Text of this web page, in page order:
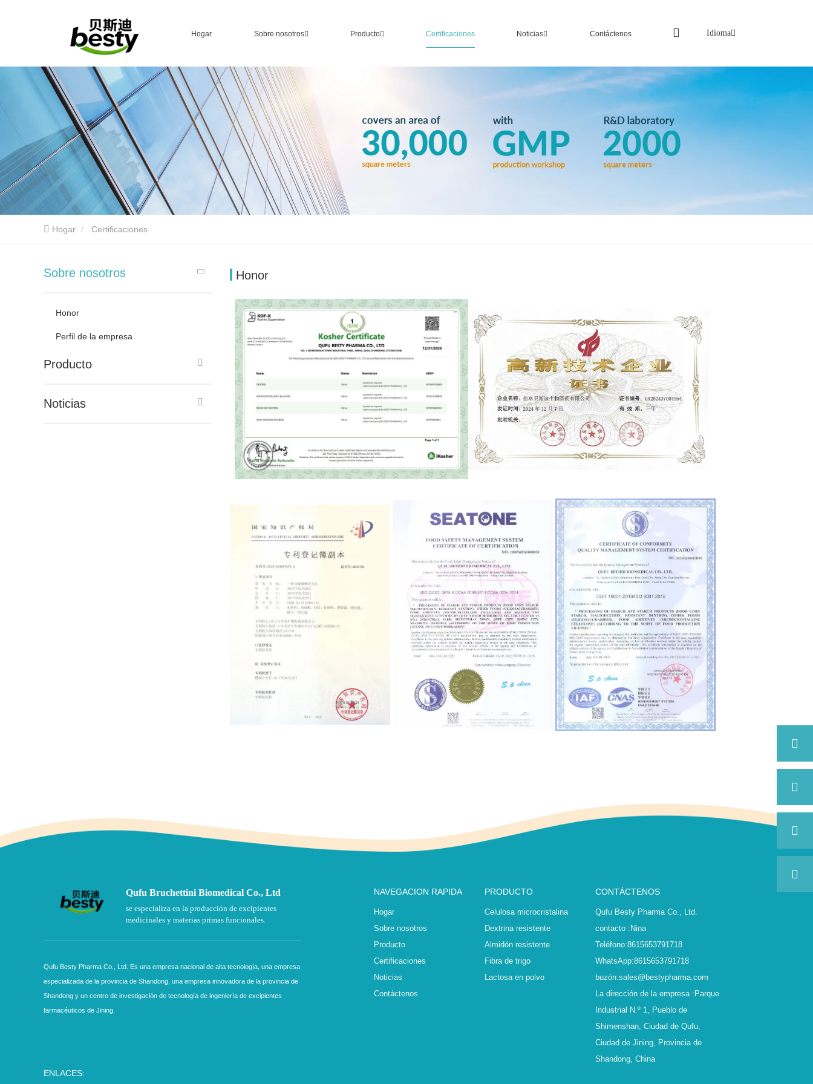
Hogar Sobre nosotros Producto Certificaciones Noticias Contáctenos Idioma
Hogar Certificaciones
Sobre nosotros
Honor
Perfil de la empresa
Producto
Noticias
Honor
Qufu Bruchettini Biomedical Co., Ltd
se especializa en la producción de excipientes
medicinales y materias primas funcionales.
Qufu Besty Pharma Co., Ltd. Es una empresa nacional de alta tecnología, una empresa
especializada de la provincia de Shandong, una empresa innovadora de la provincia de
Shandong y un centro de investigación de tecnología de ingeniería de excipientes
farmacéuticos de Jining.
NAVEGACION RAPIDA
Hogar
Sobre nosotros
Producto
Certificaciones
Noticias
Contáctenos
PRODUCTO
Celulosa microcristalina
Dextrina resistente
Almidón resistente
Fibra de trigo
Lactosa en polvo
CONTÁCTENOS
Qufu Besty Pharma Co., Ltd.
contacto :Nina
Teléfono:8615653791718
WhatsApp:8615653791718
buzón:sales@bestypharma.com
La dirección de la empresa :Parque
Industrial N.º 1, Pueblo de
Shimenshan, Ciudad de Qufu,
Ciudad de Jining, Provincia de
Shandong, China
ENLACES: